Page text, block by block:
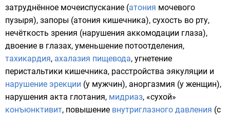
затруднённое мочеиспускание (атония мочевого
пузыря), запоры (атония кишечника), сухость во рту,
нечёткость зрения (нарушения аккомодации глаза),
двоение в глазах, уменьшение потоотделения,
тахикардия, ахалазия пищевода, угнетение
перистальтики кишечника, расстройства эякуляции и
нарушение эрекции (у мужчин), аноргазмия (у женщин),
нарушения акта глотания, мидриаз, «сухой»
конъюнктивит, повышение внутриглазного давления (с